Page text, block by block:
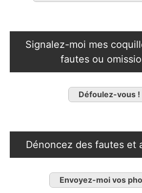
Signalez-moi mes
fautes ou
Défoulez-vous !
Dénoncez des fautes et
Envoyez-moi vos